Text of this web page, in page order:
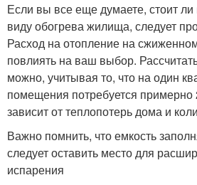
Если вы все еще думаете, стоит ли
виду обогрева жилища, следует
Расход на отопление на
повлиять на ваш выбор.
можно, учитывая то, что на один
помещения потребуется примерно
зависит от теплопотерь дома и
Важно помнить, что емкость
следует оставить место для
испарения